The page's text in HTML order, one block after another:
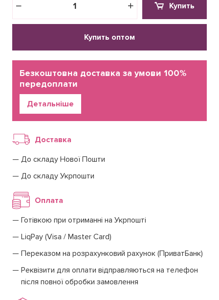
Купить
Купить оптом
Детальніше
Безкоштовна доставка за умови 100%
передоплати
Доставка
До складу Нової Пошти
До складу Укрпошти
Оплата
Готівкою при отриманні на Укрпошті
LiqPay (Visa / Master Card)
Переказом на розрахунковий рахунок (ПриватБанк)
Реквізити для оплати відправляються на телефон
після повної обробки замовлення